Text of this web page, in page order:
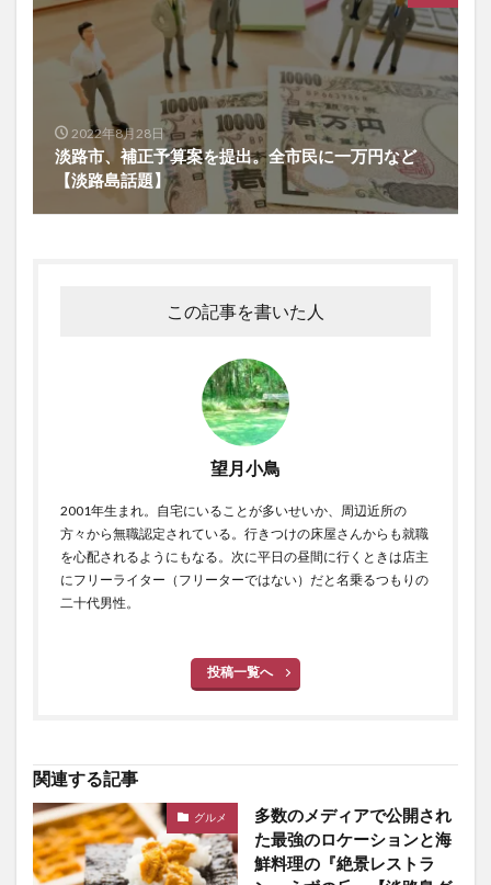
2022年8月28日
淡路市、補正予算案を提出。全市民に一万円など
【淡路島話題】
この記事を書いた人
望月小鳥
2001年生まれ。自宅にいることが多いせいか、周辺近所の
方々から無職認定されている。行きつけの床屋さんからも就職
を心配されるようにもなる。次に平日の昼間に行くときは店主
にフリーライター（フリーターではない）だと名乗るつもりの
二十代男性。
投稿一覧へ
関連する記事
グルメ
多数のメディアで公開され
た最強のロケーションと海
鮮料理の『絶景レストラ